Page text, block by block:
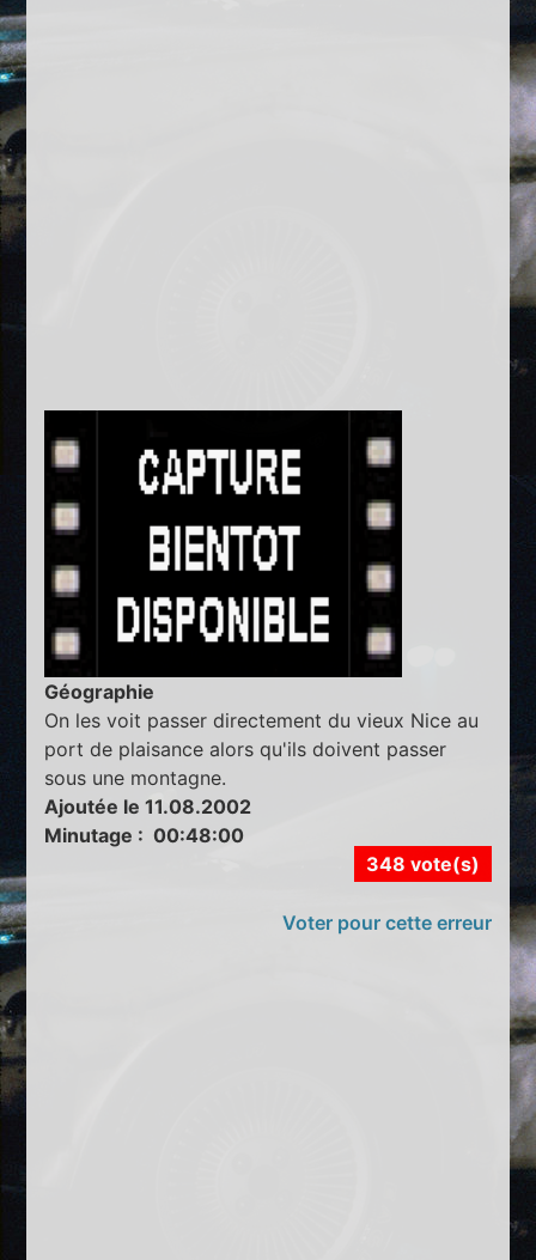
Géographie
On les voit passer directement du vieux Nice au
port de plaisance alors qu'ils doivent passer
sous une montagne.
Ajoutée le 11.08.2002
Minutage : 00:48:00
348 vote(s)
Voter pour cette erreur